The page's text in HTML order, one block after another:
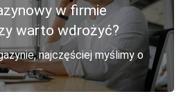
w firmie
warto wdrożyć?
najczęściej myślimy o